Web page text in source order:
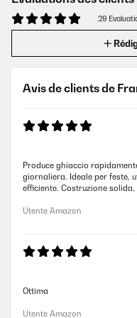
29
Avis de clients de
Produce ghiaccio
giornaliera. Ideale per feste,
efficiente. Costruzione
Utente Amazon
Ottima
Utente Amazon